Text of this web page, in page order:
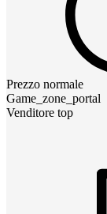
Prezzo normale
Game_zone_portal
Venditore top